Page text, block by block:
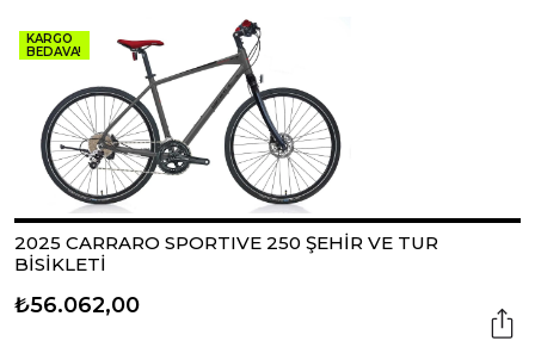
KARGO
BEDAVA!
2025 CARRARO SPORTIVE 250 ŞEHİR VE TUR
BİSİKLETİ
₺56.062,00